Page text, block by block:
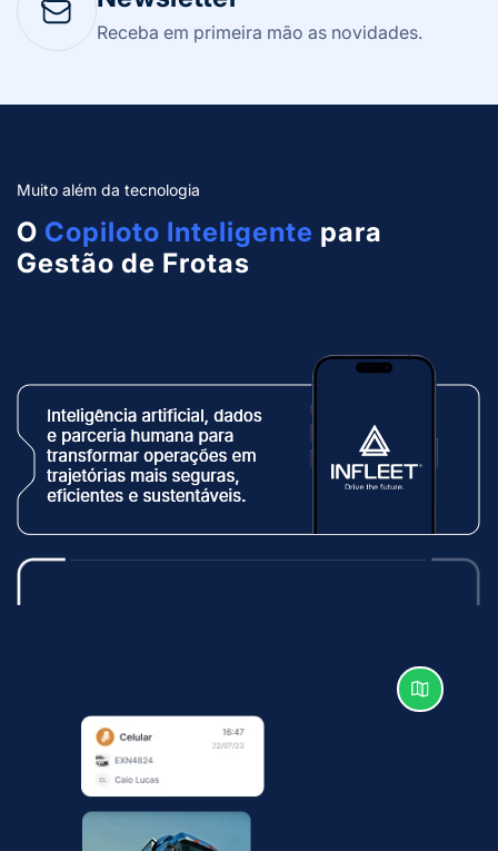
Receba em primeira mão as novidades.
Muito além da tecnologia
O Copiloto Inteligente para
Gestão de Frotas